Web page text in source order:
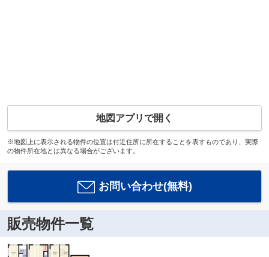
地図アプリで開く
※地図上に表示される物件の位置は付近住所に所在することを表すものであり、実際
の物件所在地とは異なる場合がございます。
お問い合わせ(無料)
販売物件一覧